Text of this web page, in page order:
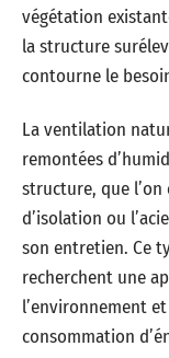
végétation
la structure
contourne le
La ventilation
remontées
structure, que
d’isolation ou
son entretien. Ce
recherchent une
l’environnement
consommation